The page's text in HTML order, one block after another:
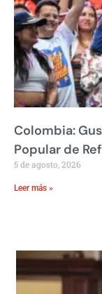
Colombia:
Popular de
5 de agosto, 2026
Leer más »